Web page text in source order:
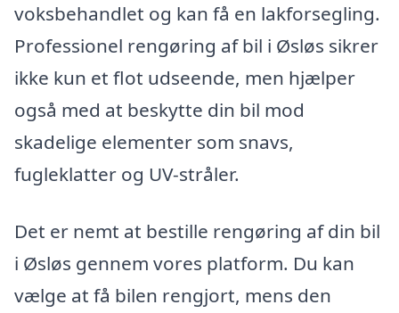
voksbehandlet og kan få en lakforsegling.
Professionel rengøring af bil i Øsløs sikrer
ikke kun et flot udseende, men hjælper
også med at beskytte din bil mod
skadelige elementer som snavs,
fugleklatter og UV-stråler.
Det er nemt at bestille rengøring af din bil
i Øsløs gennem vores platform. Du kan
vælge at få bilen rengjort, mens den